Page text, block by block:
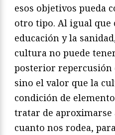
esos objetivos pueda
otro tipo. Al igual que
educación y la
cultura no puede
posterior repercusión
sino el valor que la
condición de
tratar de aproximarse
cuanto nos rodea,